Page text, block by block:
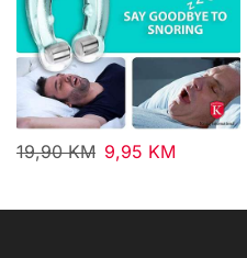
19,90KM 9,95 KM